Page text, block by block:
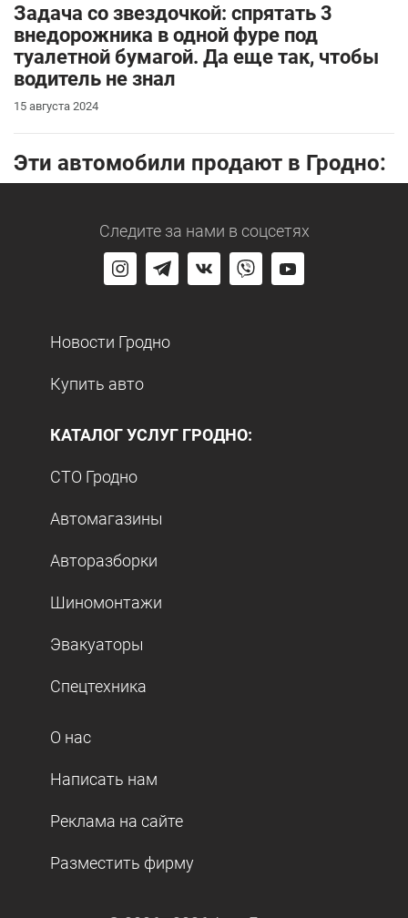
Задача со звездочкой: спрятать 3
внедорожника в одной фуре под
туалетной бумагой. Да еще так, чтобы
водитель не знал
15 августа 2024
Эти автомобили продают в Гродно:
Следите за нами в соцсетях
Новости Гродно
Купить авто
КАТАЛОГ УСЛУГ ГРОДНО:
СТО Гродно
Автомагазины
Авторазборки
Шиномонтажи
Эвакуаторы
Спецтехника
О нас
Написать нам
Реклама на сайте
Разместить фирму